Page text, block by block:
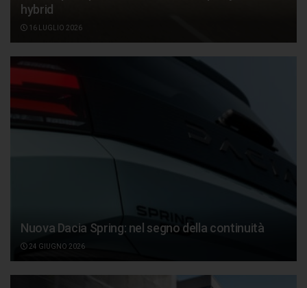
hybrid
16 LUGLIO 2026
Nuova Dacia Spring: nel segno della continuità
24 GIUGNO 2026